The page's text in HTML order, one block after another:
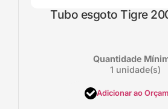
Tubo esgoto Tigre
Quantidade
1 unidade(s)
Adicionar ao